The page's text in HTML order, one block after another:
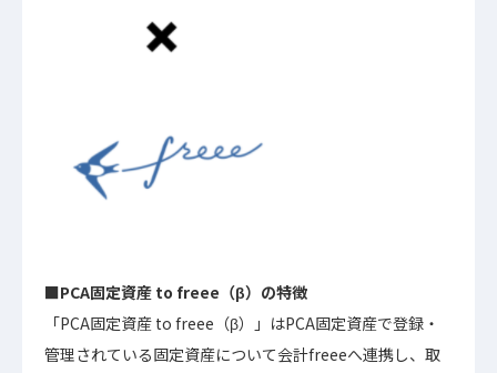
■PCA固定資産 to freee（β）の特徴
「PCA固定資産 to freee（β）」はPCA固定資産で登録・
管理されている固定資産について会計freeeへ連携し、取